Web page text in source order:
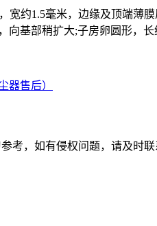
1.5毫米，边缘及顶端薄
基部稍扩大;子房卵圆形，
器售后）
，如有侵权问题，请及时